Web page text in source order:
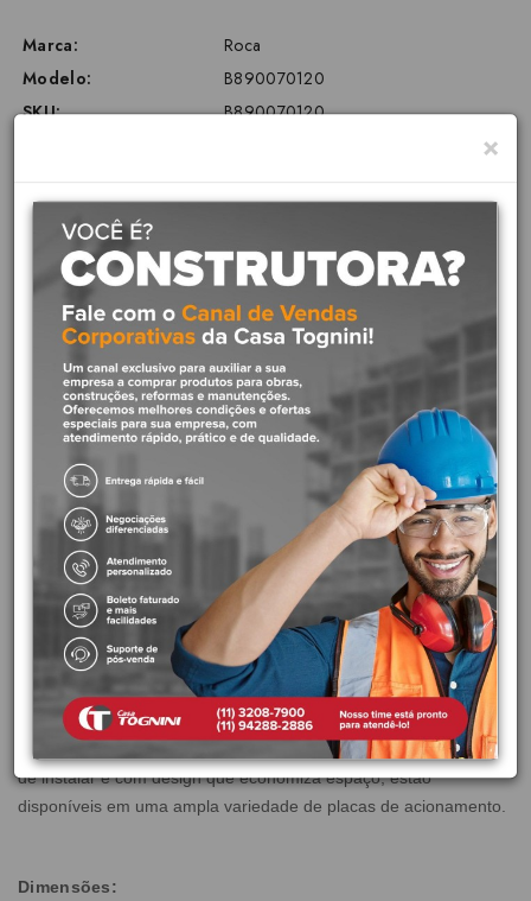
Marca:
Roca
Modelo:
B890070120
SKU:
B890070120
Etiquetas:Banheiro
Descrição
Caixa embutida bacia suspensa
alvenaria
Marca:Roca
Cód. Fabricante: B890070120
Linha: Duplo One
As caixas de descarga embutidas Duplo One são compactas,
versáteis e ideais para banheiros de todos os tamanhos. Fáceis
de instalar e com design que economiza espaço, estão
disponíveis em uma ampla variedade de placas de acionamento.
Dimensões:
×